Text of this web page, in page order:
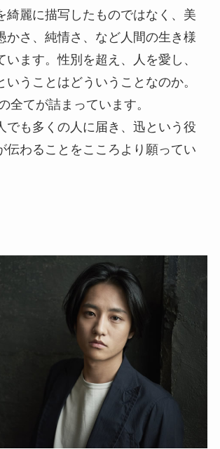
綺麗に描写したものではなく、美
かさ、純情さ、など人間の生き様
います。性別を超え、人を愛し、
いうことはどういうことなのか。
全てが詰まっています。
でも多くの人に届き、迅という役
伝わることをこころより願ってい